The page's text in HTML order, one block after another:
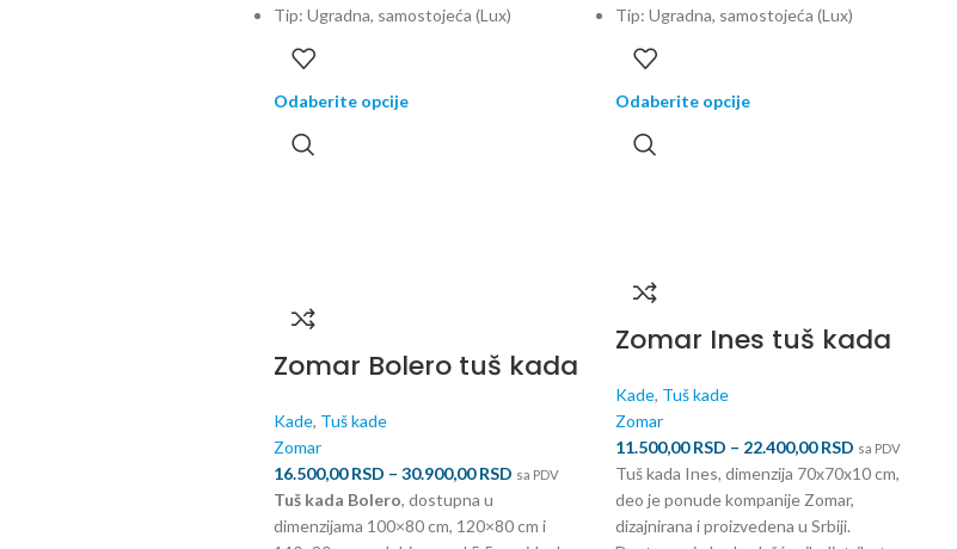
Tip: Ugradna, samostojeća (Lux)
Odaberite opcije
Tip: Ugradna, samostojeća (Lux)
Odaberite opcije
Zomar Bolero tuš kada
Kade, Tuš kade
Zomar
16.500,00RSD – 30.900,00RSD sa PDV
Tuš kada Bolero, dostupna u
dimenzijama 100×80 cm, 120×80 cm i
Zomar Ines tuš kada
Kade, Tuš kade
Zomar
11.500,00RSD – 22.400,00RSD sa PDV
Tuš kada Ines, dimenzija 70x70x10 cm,
deo je ponude kompanije Zomar,
dizajnirana i proizvedena u Srbiji.